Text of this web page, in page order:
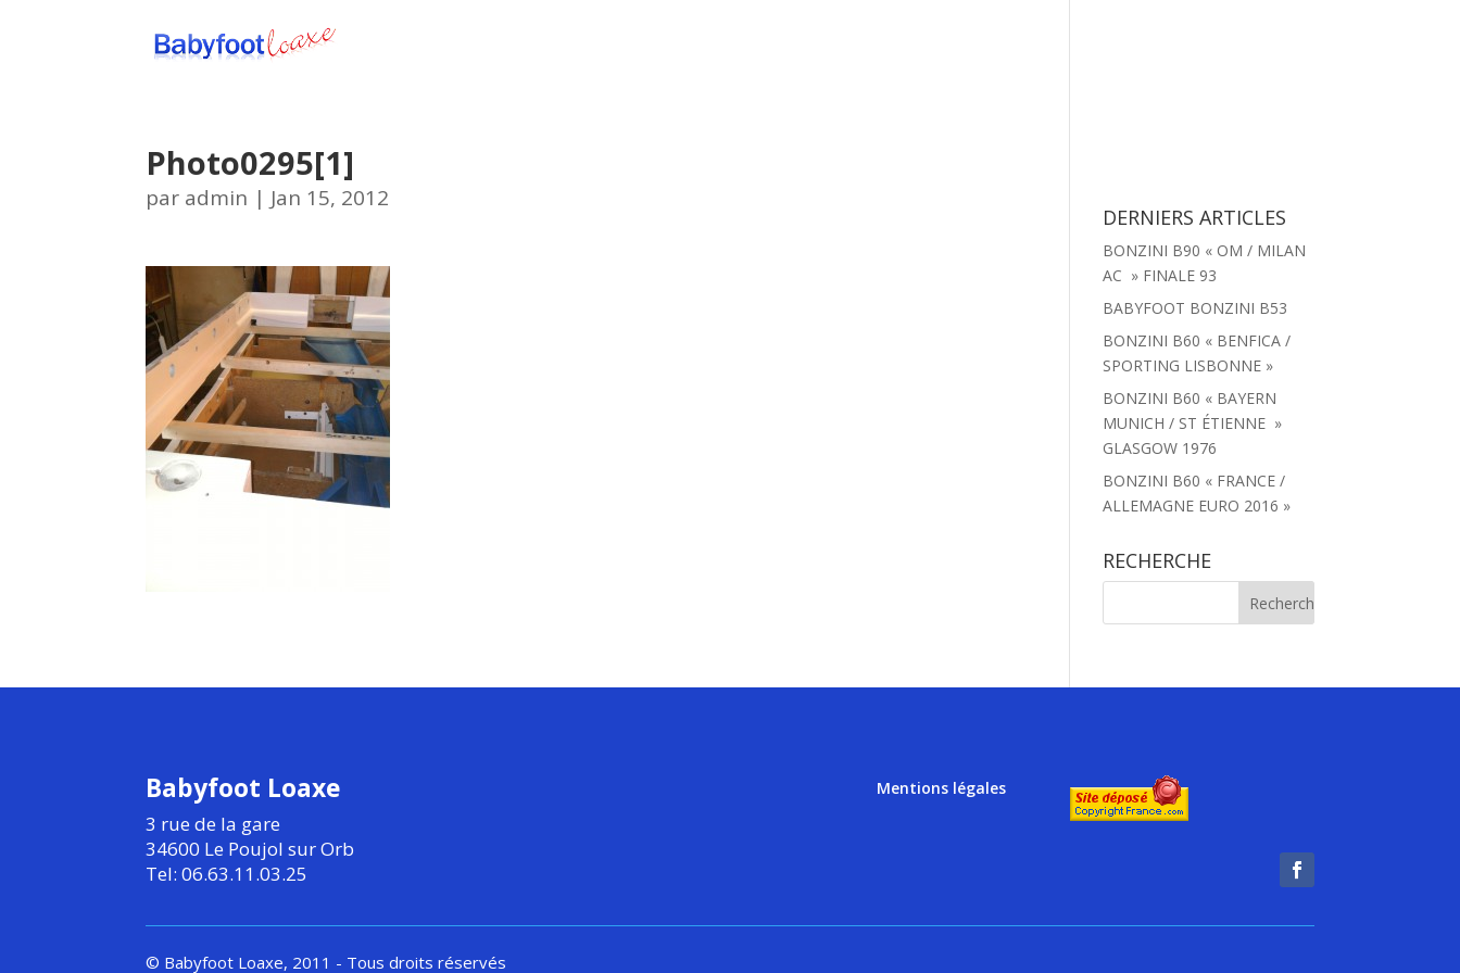
Photo0295[1]
par admin | Jan 15, 2012
DERNIERS ARTICLES
BONZINI B90 « OM / MILAN
AC » FINALE 93
BABYFOOT BONZINI B53
BONZINI B60 « BENFICA /
SPORTING LISBONNE »
BONZINI B60 « BAYERN
MUNICH / ST ÉTIENNE »
GLASGOW 1976
BONZINI B60 « FRANCE /
ALLEMAGNE EURO 2016 »
RECHERCHE
Babyfoot Loaxe
3 rue de la gare
34600 Le Poujol sur Orb
Tel: 06.63.11.03.25
Mentions légales
© Babyfoot Loaxe, 2011 - Tous droits réservés